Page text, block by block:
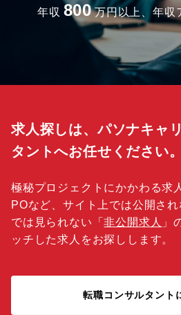
年収 800 万円以上、年収
求人探しは、パソナキャ
タントへお任せください。
極秘プロジェクトにかかわる求
POなど、サイト上では公開さ
では見られない「非公開求人 」
ッチした求人をお探しします。
転職コンサルタント